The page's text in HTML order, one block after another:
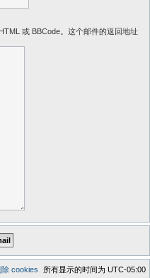
或 BBCode。这个邮件的返回地址
所有显示的时间为 UTC-05:00
除 cookies